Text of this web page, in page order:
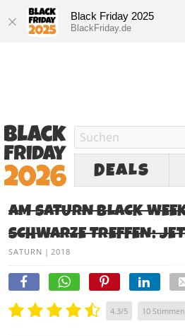
Black Friday 2025
BlackFriday.de
DEALS
AM SATURN BLACK
SCHWARZE TREFFEN:
SATURN | 2018
4.3/5 10 Stimmen